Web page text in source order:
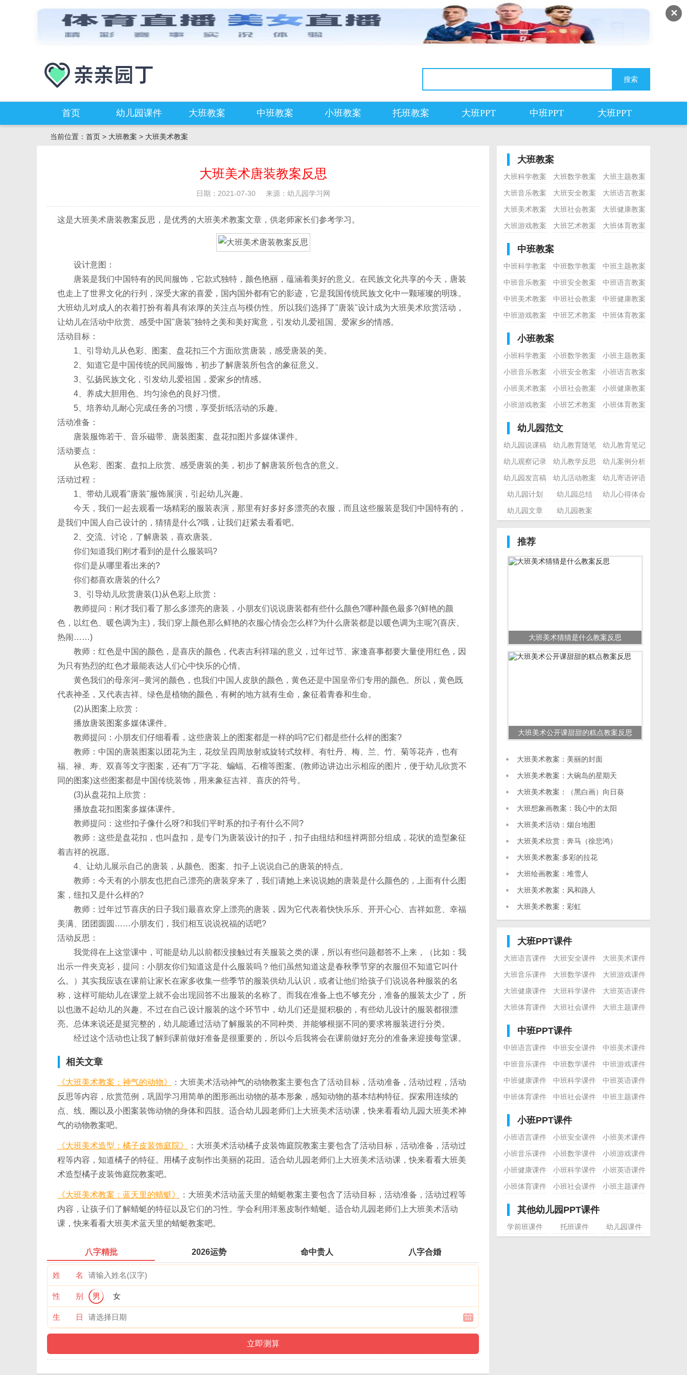
✕
首页 幼儿园课件 大班教案 中班教案 小班教案 托班教案 大班PPT 中班PPT 大班PPT
当前位置： 首页 > 大班教案 > 大班美术教案
大班美术唐装教案反思
日期：2021-07-30 来源：幼儿园学习网
这是大班美术唐装教案反思，是优秀的大班美术教案文章，供老师家长们参考学习。
设计意图：
唐装是我们中国特有的民间服饰，它款式独特，颜色艳丽，蕴涵着美好的意义。在民族文化共享的今天，唐装
也走上了世界文化的行列，深受大家的喜爱，国内国外都有它的影迹，它是我国传统民族文化中一颗璀璨的明珠。
大班幼儿对成人的衣着打扮有着具有浓厚的关注点与模仿性。所以我们选择了"唐装"设计成为大班美术欣赏活动，
让幼儿在活动中欣赏、感受中国"唐装"独特之美和美好寓意，引发幼儿爱祖国、爱家乡的情感。
活动目标：
1、引导幼儿从色彩、图案、盘花扣三个方面欣赏唐装，感受唐装的美。
2、知道它是中国传统的民间服饰，初步了解唐装所包含的象征意义。
3、弘扬民族文化，引发幼儿爱祖国，爱家乡的情感。
4、养成大胆用色、均匀涂色的良好习惯。
5、培养幼儿耐心完成任务的习惯，享受折纸活动的乐趣。
活动准备：
唐装服饰若干、音乐磁带、唐装图案、盘花扣图片多媒体课件。
活动要点：
从色彩、图案、盘扣上欣赏、感受唐装的美，初步了解唐装所包含的意义。
活动过程：
1、带幼儿观看"唐装"服饰展演，引起幼儿兴趣。
今天，我们一起去观看一场精彩的服装表演，那里有好多好多漂亮的衣服，而且这些服装是我们中国特有的，
是我们中国人自己设计的，猜猜是什么?哦，让我们赶紧去看看吧。
2、交流、讨论，了解唐装，喜欢唐装。
你们知道我们刚才看到的是什么服装吗?
你们是从哪里看出来的?
你们都喜欢唐装的什么?
3、引导幼儿欣赏唐装(1)从色彩上欣赏：
教师提问：刚才我们看了那么多漂亮的唐装，小朋友们说说唐装都有些什么颜色?哪种颜色最多?(鲜艳的颜
色，以红色、暖色调为主)，我们穿上颜色那么鲜艳的衣服心情会怎么样?为什么唐装都是以暖色调为主呢?(喜庆、
热闹……)
教师：红色是中国的颜色，是喜庆的颜色，代表吉利祥瑞的意义，过年过节、家逢喜事都要大量使用红色，因
为只有热烈的红色才最能表达人们心中快乐的心情。
黄色我们的母亲河--黄河的颜色，也我们中国人皮肤的颜色，黄色还是中国皇帝们专用的颜色。所以，黄色既
代表神圣，又代表吉祥。绿色是植物的颜色，有树的地方就有生命，象征着青春和生命。
(2)从图案上欣赏：
播放唐装图案多媒体课件。
教师提问：小朋友们仔细看看，这些唐装上的图案都是一样的吗?它们都是些什么样的图案?
教师：中国的唐装图案以团花为主，花纹呈四周放射或旋转式纹样。有牡丹、梅、兰、竹、菊等花卉，也有
福、禄、寿、双喜等文字图案，还有"万"字花、蝙蝠、石榴等图案。(教师边讲边出示相应的图片，便于幼儿欣赏不
同的图案)这些图案都是中国传统装饰，用来象征吉祥、喜庆的符号。
(3)从盘花扣上欣赏：
播放盘花扣图案多媒体课件。
教师提问：这些扣子像什么呀?和我们平时系的扣子有什么不同?
教师：这些是盘花扣，也叫盘扣，是专门为唐装设计的扣子，扣子由纽结和纽袢两部分组成，花状的造型象征
着吉祥的祝愿。
4、让幼儿展示自己的唐装，从颜色、图案、扣子上说说自己的唐装的特点。
教师：今天有的小朋友也把自己漂亮的唐装穿来了，我们请她上来说说她的唐装是什么颜色的，上面有什么图
案，纽扣又是什么样的?
教师：过年过节喜庆的日子我们最喜欢穿上漂亮的唐装，因为它代表着快快乐乐、开开心心、吉祥如意、幸福
美满、团团圆圆……小朋友们，我们相互说说祝福的话吧?
活动反思：
我觉得在上这堂课中，可能是幼儿以前都没接触过有关服装之类的课，所以有些问题都答不上来，（比如：我
出示一件夹克衫，提问：小朋友你们知道这是什么服装吗？他们虽然知道这是春秋季节穿的衣服但不知道它叫什
么。）其实我应该在课前让家长在家多收集一些季节的服装供幼儿认识，或者让他们给孩子们说说各种服装的名
称，这样可能幼儿在课堂上就不会出现回答不出服装的名称了。而我在准备上也不够充分，准备的服装太少了，所
以也激不起幼儿的兴趣。不过在自己设计服装的这个环节中，幼儿们还是挺积极的，有些幼儿设计的服装都很漂
亮。总体来说还是挺完整的，幼儿能通过活动了解服装的不同种类、并能够根据不同的要求将服装进行分类。
经过这个活动也让我了解到课前做好准备是很重要的，所以今后我将会在课前做好充分的准备来迎接每堂课。
相关文章
《大班美术教案：神气的动物》
：大班美术活动神气的动物教案主要包含了活动目标，活动准备，活动过程，活动
反思等内容，欣赏范例，巩固学习用简单的图形画出动物的基本形象，感知动物的基本结构特征。探索用连续的
点、线、圈以及小图案装饰动物的身体和四肢。适合幼儿园老师们上大班美术活动课，快来看看幼儿园大班美术神
气的动物教案吧。
《大班美术造型：橘子皮装饰庭院》
：大班美术活动橘子皮装饰庭院教案主要包含了活动目标，活动准备，活动过
程等内容，知道橘子的特征。用橘子皮制作出美丽的花田。适合幼儿园老师们上大班美术活动课，快来看看大班美
术造型橘子皮装饰庭院教案吧。
《大班美术教案：蓝天里的蜻蜓》
：大班美术活动蓝天里的蜻蜓教案主要包含了活动目标，活动准备，活动过程等
内容，让孩子们了解蜻蜓的特征以及它们的习性。学会利用洋葱皮制作蜻蜓。适合幼儿园老师们上大班美术活动
课，快来看看大班美术蓝天里的蜻蜓教案吧。
八字精批 2026运势 命中贵人 八字合婚
姓 名
性 别 男 女
生 日
大班教案
大班科学教案 大班数学教案
大班主题教案
大班音乐教案
大班安全教案
大班语言教案
大班美术教案
大班社会教案
大班健康教案
大班游戏教案
大班艺术教案 大班体育教案
中班教案
中班科学教案 中班数学教案
中班主题教案
中班音乐教案
中班安全教案
中班语言教案
中班美术教案
中班社会教案
中班健康教案
中班游戏教案
中班艺术教案 中班体育教案
小班教案
小班科学教案 小班数学教案
小班主题教案
小班音乐教案
小班安全教案
小班语言教案
小班美术教案
小班社会教案
小班健康教案
小班游戏教案
小班艺术教案 小班体育教案
幼儿园范文
幼儿园说课稿 幼儿教育随笔
幼儿教育笔记
幼儿观察记录
幼儿教学反思
幼儿案例分析
幼儿园发言稿
幼儿活动教案
幼儿寄语评语
幼儿园计划
幼儿园总结
幼儿心得体会
幼儿园文章
幼儿园教案
推荐
大班美术猜猜是什么教案反思
大班美术公开课甜甜的糕点教案反思
大班美术教案：美丽的封面
大班美术教案：大碗岛的星期天
大班美术教案：（黑白画）向日葵
大班想象画教案：我心中的太阳
大班美术活动：烟台地图
大班美术欣赏：奔马（徐悲鸿）
大班美术教案:多彩的拉花
大班绘画教案：堆雪人
大班美术教案：风和路人
大班美术教案：彩虹
大班PPT课件
大班语言课件 大班安全课件
大班美术课件
大班音乐课件
大班数学课件
大班游戏课件
大班健康课件
大班科学课件
大班英语课件
大班体育课件
大班社会课件 大班主题课件
中班PPT课件
中班语言课件 中班安全课件
中班美术课件
中班音乐课件
中班数学课件
中班游戏课件
中班健康课件
中班科学课件
中班英语课件
中班体育课件
中班社会课件 中班主题课件
小班PPT课件
小班语言课件 小班安全课件
小班美术课件
小班音乐课件
小班数学课件
小班游戏课件
小班健康课件
小班科学课件
小班英语课件
小班体育课件
小班社会课件 小班主题课件
其他幼儿园PPT课件
学前班课件 托班课件 幼儿园课件